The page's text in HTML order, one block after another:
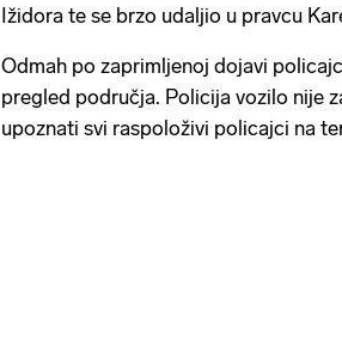
Ižidora te se brzo udaljio u pravcu
Odmah po zaprimljenoj dojavi
pregled područja. Policija vozilo nije
upoznati svi raspoloživi policajci na